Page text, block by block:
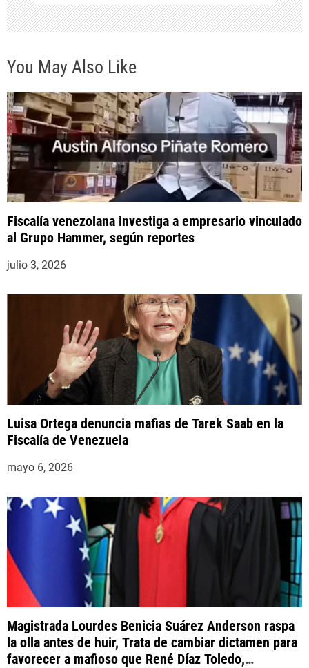
a
d
a
s
You May Also Like
Fiscalía venezolana investiga a empresario vinculado
al Grupo Hammer, según reportes
julio 3, 2026
Luisa Ortega denuncia mafias de Tarek Saab en la
Fiscalía de Venezuela
mayo 6, 2026
Magistrada Lourdes Benicia Suárez Anderson raspa
la olla antes de huir, Trata de cambiar dictamen para
favorecer a mafioso que René Díaz Toledo,